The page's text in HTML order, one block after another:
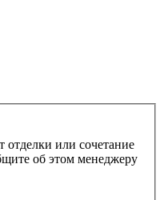
или сочетание
об этом менеджеру